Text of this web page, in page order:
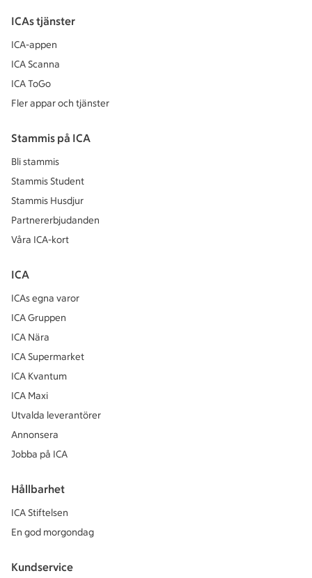
ICAs tjänster
ICA-appen
ICA Scanna
ICA ToGo
Fler appar och tjänster
Stammis på ICA
Bli stammis
Stammis Student
Stammis Husdjur
Partnererbjudanden
Våra ICA-kort
ICA
ICAs egna varor
ICA Gruppen
ICA Nära
ICA Supermarket
ICA Kvantum
ICA Maxi
Utvalda leverantörer
Annonsera
Jobba på ICA
Hållbarhet
ICA Stiftelsen
En god morgondag
Kundservice